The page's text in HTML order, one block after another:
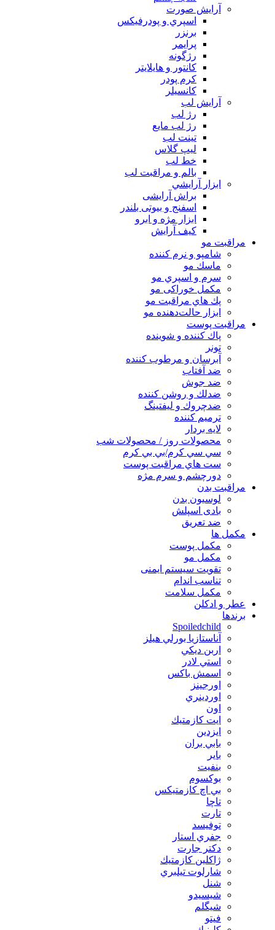
آرايش صورت
اسپري و پودرفيكس
برنزر
پرايمر
رژگونه
كانتور و هايلايتر
كرم پودر
كانسيلر
آرايش لب
رژ لب
رژ لب مایع
تینت لب
لیپ گلاس
خط لب
بالم و مراقبت لب
ابزار آرايشي
براش آرایشی
اسفنج و بیوتی بلندر
ابزار مژه و ابرو
کیف آرایش
مراقبت مو
شامپو و نرم كننده
ماسك مو
سرم و اسپري مو
مكمل خوراكی مو
پك هاي مراقبت مو
ابزار حالت‌دهنده مو
مراقبت پوست
پاك كننده و شوينده
تونر
آبرسان و مرطوب كننده
ضد آفتاب
ضد جوش
ضدلك و روشن كننده
ضدچروك و ليفتينگ
ترميم كننده
لايه بردار
محصولات روز / محصولات شب
سي سي كرم/بي بي كرم
ست هاي مراقبت پوست
دورچشم و سرم مژه
مراقبت بدن
لوسیون بدن
بادی اسپلش
ضد تعریق
مكمل ها
مکمل پوست
مکمل مو
تقویت سیستم ایمنی
تناسب اندام
مکمل سلامت
عطر و ادکلن
برندها
Spoiledchild
آناستازيا بورلي هيلز
اربن ديكي
استي لادر
اسمش باكس
اورجينز
اوردينري
اون
ايت كازمتيك
ايزدين
بابي بران
بایر
بنفيت
بوكسوم
بي اچ كازمتيكس
تاچا
تارت
توفيسد
جفري استار
دكتر جارت
ژاكلين كازمتيك
شارلوت تيلبري
شنل
شيسيدو
شیگلم
فيتو